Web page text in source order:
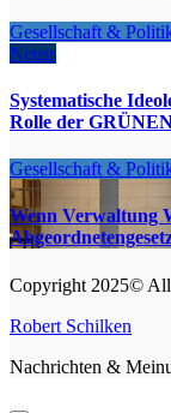
Gesellschaft &
Neuss
Systematische
Rolle der
Gesellschaft &
Wenn Verwaltung
Copyright 2025© All
Robert Schilken
Nachrichten &